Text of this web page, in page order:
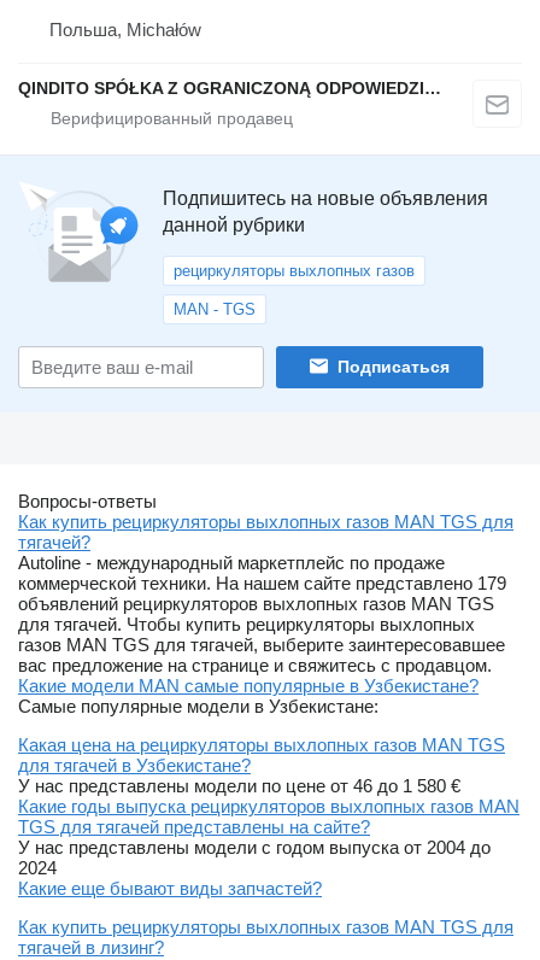
Польша, Michałów
QINDITO SPÓŁKA Z OGRANICZONĄ ODPOWIEDZIALNOŚCIĄ
Подпишитесь на новые объявления
данной рубрики
рециркуляторы выхлопных газов
MAN - TGS
Подписаться
Вопросы-ответы
Как купить рециркуляторы выхлопных газов MAN TGS для
тягачей?
Autoline - международный маркетплейс по продаже
коммерческой техники. На нашем сайте представлено 179
объявлений рециркуляторов выхлопных газов MAN TGS
для тягачей. Чтобы купить рециркуляторы выхлопных
газов MAN TGS для тягачей, выберите заинтересовавшее
вас предложение на странице и свяжитесь с продавцом.
Какие модели MAN самые популярные в Узбекистане?
Самые популярные модели в Узбекистане:
Какая цена на рециркуляторы выхлопных газов MAN TGS
для тягачей в Узбекистане?
У нас представлены модели по цене от 46 до 1 580 €
Какие годы выпуска рециркуляторов выхлопных газов MAN
TGS для тягачей представлены на сайте?
У нас представлены модели с годом выпуска от 2004 до
2024
Какие еще бывают виды запчастей?
Как купить рециркуляторы выхлопных газов MAN TGS для
тягачей в лизинг?